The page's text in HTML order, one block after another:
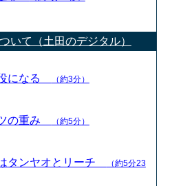
いて（土田のデジタル）
になる （約3分）
の重み （約5分）
タンヤオとリーチ
（約5分23